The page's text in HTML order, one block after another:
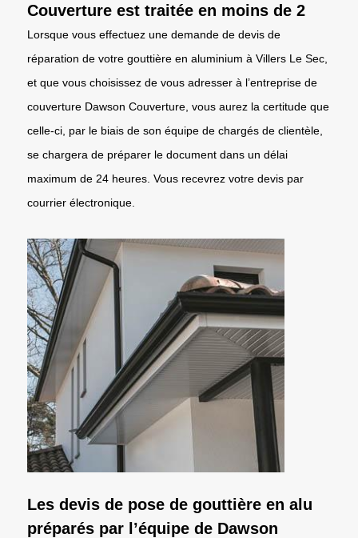
Couverture est traitée en moins de 2
Lorsque vous effectuez une demande de devis de
réparation de votre gouttière en aluminium à Villers Le Sec,
et que vous choisissez de vous adresser à l’entreprise de
couverture Dawson Couverture, vous aurez la certitude que
celle-ci, par le biais de son équipe de chargés de clientèle,
se chargera de préparer le document dans un délai
maximum de 24 heures. Vous recevrez votre devis par
courrier électronique.
Les devis de pose de gouttière en alu
préparés par l’équipe de Dawson